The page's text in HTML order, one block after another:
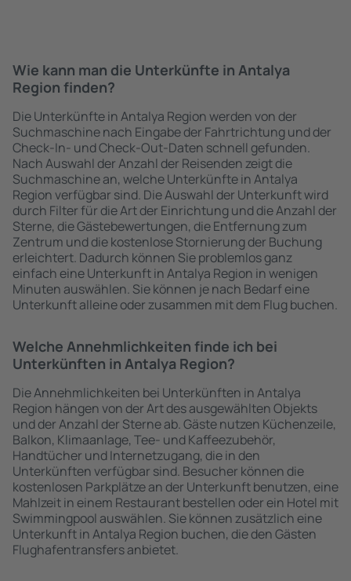
Wie kann man die Unterkünfte in Antalya
Region finden?
Die Unterkünfte in Antalya Region werden von der
Suchmaschine nach Eingabe der Fahrtrichtung und der
Check-In- und Check-Out-Daten schnell gefunden.
Nach Auswahl der Anzahl der Reisenden zeigt die
Suchmaschine an, welche Unterkünfte in Antalya
Region verfügbar sind. Die Auswahl der Unterkunft wird
durch Filter für die Art der Einrichtung und die Anzahl der
Sterne, die Gästebewertungen, die Entfernung zum
Zentrum und die kostenlose Stornierung der Buchung
erleichtert. Dadurch können Sie problemlos ganz
einfach eine Unterkunft in Antalya Region in wenigen
Minuten auswählen. Sie können je nach Bedarf eine
Unterkunft alleine oder zusammen mit dem Flug buchen.
Welche Annehmlichkeiten finde ich bei
Unterkünften in Antalya Region?
Die Annehmlichkeiten bei Unterkünften in Antalya
Region hängen von der Art des ausgewählten Objekts
und der Anzahl der Sterne ab. Gäste nutzen Küchenzeile,
Balkon, Klimaanlage, Tee- und Kaffeezubehör,
Handtücher und Internetzugang, die in den
Unterkünften verfügbar sind. Besucher können die
kostenlosen Parkplätze an der Unterkunft benutzen, eine
Mahlzeit in einem Restaurant bestellen oder ein Hotel mit
Swimmingpool auswählen. Sie können zusätzlich eine
Unterkunft in Antalya Region buchen, die den Gästen
Flughafentransfers anbietet.